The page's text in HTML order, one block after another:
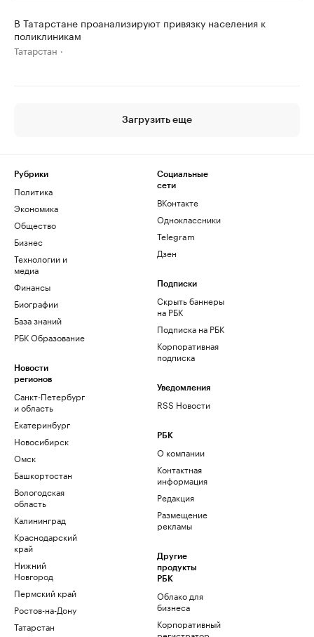
В Татарстане проанализируют привязку населения к
поликлиникам
Татарстан
Загрузить еще
Рубрики
Политика
Экономика
Общество
Бизнес
Технологии и
медиа
Финансы
Биографии
База знаний
РБК Образование
Новости
регионов
Санкт-Петербург
и область
Екатеринбург
Новосибирск
Омск
Башкортостан
Вологодская
область
Калининград
Краснодарский
край
Нижний
Новгород
Пермский край
Ростов-на-Дону
Татарстан
Социальные
сети
ВКонтакте
Одноклассники
Telegram
Дзен
Подписки
Скрыть баннеры
на РБК
Подписка на РБК
Корпоративная
подписка
Уведомления
RSS Новости
РБК
О компании
Контактная
информация
Редакция
Размещение
рекламы
Другие
продукты
РБК
Облако для
бизнеса
Корпоративный